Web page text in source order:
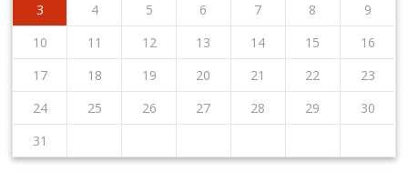
3
4 5 6 7 8
9
10
11 12 13 14 15
16
17
18 19 20 21 22
23
24
25 26 27 28 29
30
31